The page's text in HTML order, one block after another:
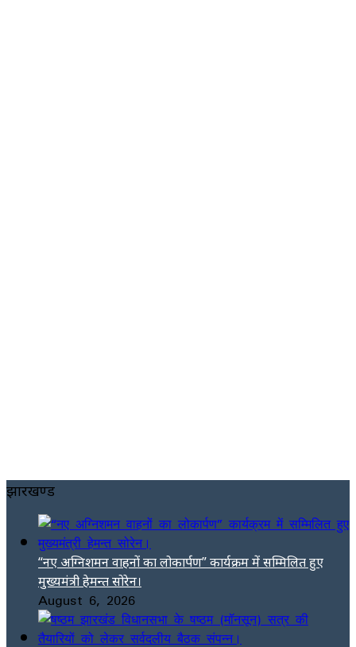
झारखण्ड
“नए अग्निशमन वाहनों का लोकार्पण” कार्यक्रम में सम्मिलित हुए
मुख्यमंत्री हेमन्त सोरेन।
August 6, 2026